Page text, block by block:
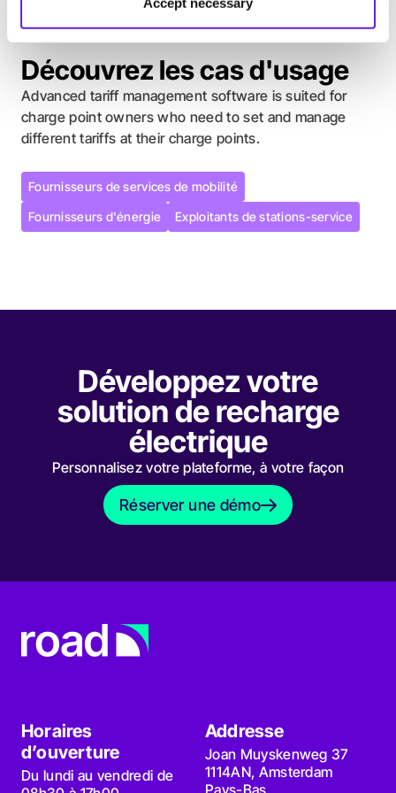
Découvrez les cas d'usage
Advanced tariff management software is suited for
charge point owners who need to set and manage
different tariffs at their charge points.
Fournisseurs de services de mobilité
Fournisseurs de services de mobilité
Fournisseurs d'énergie
Fournisseurs d'énergie
Exploitants de stations-service
Exploitants de stations-service
Développez votre
solution de recharge
électrique
Personnalisez votre plateforme, à votre façon
Réserver une démo
Réserver une démo
Horaires
d’ouverture
Du lundi au vendredi de
Addresse
Joan Muyskenweg 37
1114AN, Amsterdam